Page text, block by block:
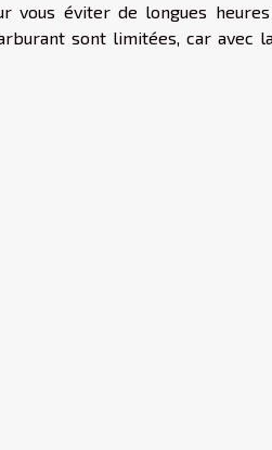
vous éviter de longues
sont limitées, car avec